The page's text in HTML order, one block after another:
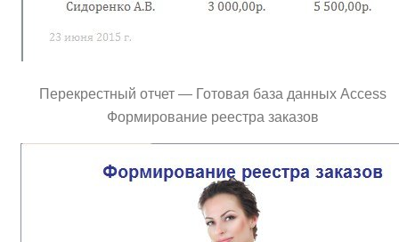
Перекрестный отчет — Готовая база данных Access
Формирование реестра заказов